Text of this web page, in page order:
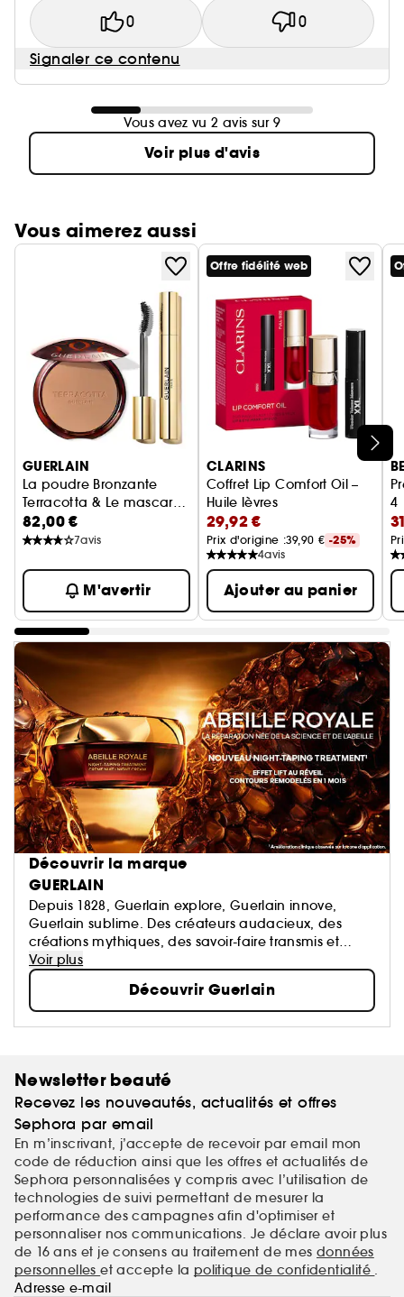
0 0
Signaler ce contenu
Vous avez vu 2 avis sur 9
Voir plus d'avis
Vous aimerez aussi
Ignorer le carrousel produits
GUERLAIN
La poudre Bronzante
Terracotta & Le mascara
noir G
Coffret maquillage
82,00 €
7avis
M'avertir
Offre fidélité web
CLARINS
Coffret Lip Comfort Oil –
Huile lèvres
29,92 €
Prix d'origine :39,90 € -25%
4avis
Ajouter au panier
4
Découvrir la marque
GUERLAIN
Depuis 1828, Guerlain explore, Guerlain innove,
Guerlain sublime. Des créateurs audacieux, des
créations mythiques, des savoir-faire transmis et
perpétués. La Culture du Beau en signature.
Voir plus
Découvrir Guerlain
Newsletter beauté
Recevez les nouveautés, actualités et offres
Sephora par email
En m’inscrivant, j’accepte de recevoir par email mon
code de réduction ainsi que les offres et actualités de
Sephora personnalisées y compris avec l’utilisation de
technologies de suivi permettant de mesurer la
performance des campagnes afin d'optimiser et
personnaliser nos communications. Je déclare avoir plus
de 16 ans et je consens au traitement de mes données
personnelleset accepte la politique de confidentialité .
Adresse e-mail